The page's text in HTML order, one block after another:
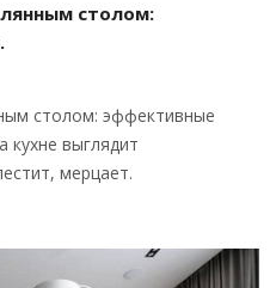
столом:
столом: эффективные
кухне выглядит
мерцает.